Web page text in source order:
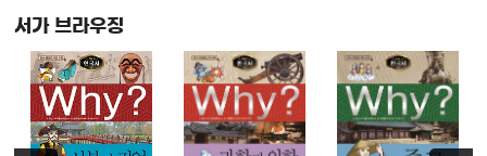
서가 브라우징